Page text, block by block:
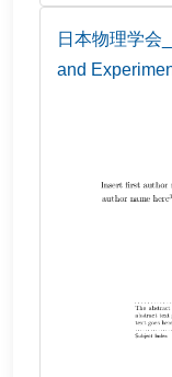
日本物理学会
and